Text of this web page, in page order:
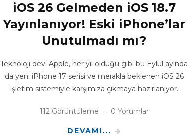
iOS 26 Gelmeden iOS 18.7
Yayınlanıyor! Eski iPhone’lar
Unutulmadı mı?
Teknoloji devi Apple, her yıl olduğu gibi bu Eylül ayında
da yeni iPhone 17 serisi ve merakla beklenen iOS 26
işletim sistemiyle karşımıza çıkmaya hazırlanıyor.
112 Görüntüleme 0 Yorumlar
DEVAMI...